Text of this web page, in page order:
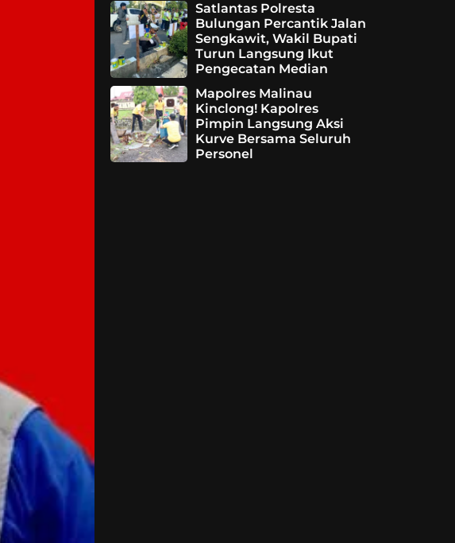
Satlantas Polresta
Bulungan Percantik Jalan
Sengkawit, Wakil Bupati
Turun Langsung Ikut
Pengecatan Median
Mapolres Malinau
Kinclong! Kapolres
Pimpin Langsung Aksi
Kurve Bersama Seluruh
Personel